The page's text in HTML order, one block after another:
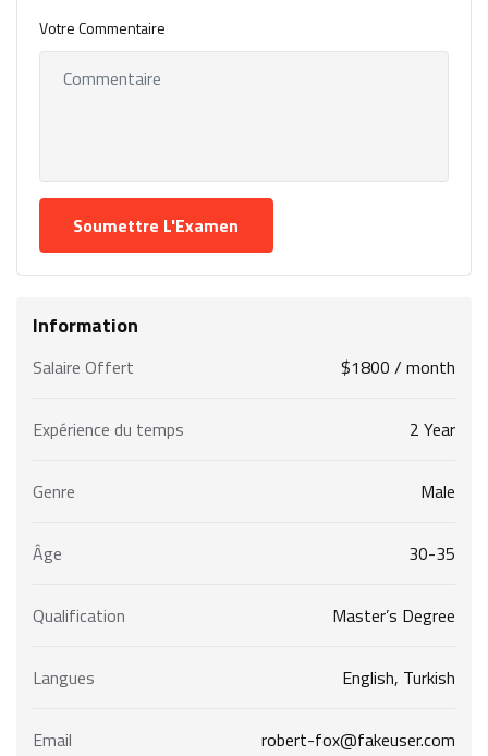
Votre Commentaire
Information
Salaire Offert $1800 / month
Expérience du temps 2 Year
Genre Male
Âge 30-35
Qualification Master’s Degree
Langues English, Turkish
Email robert-fox@fakeuser.com